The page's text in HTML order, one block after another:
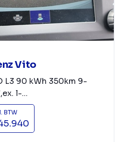
Vito
L3 90 kWh 350km 9-
l-...
BTW